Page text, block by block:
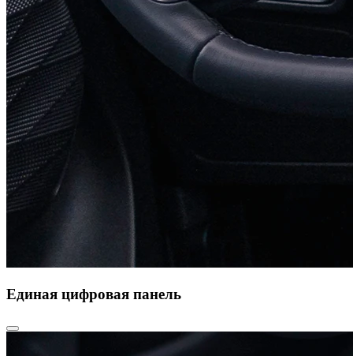
Единая цифровая панель